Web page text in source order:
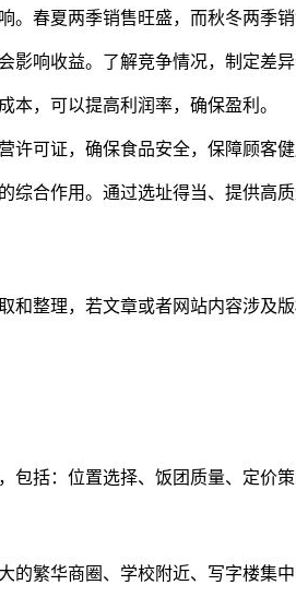
春夏两季销售旺盛，而秋冬两季销
响收益。了解竞争情况，制定差异
，可以提高利润率，确保盈利。
可证，确保食品安全，保障顾客健
综合作用。通过选址得当、提供高
整理，若文章或者网站内容涉及
包括：位置选择、饭团质量、定价
的繁华商圈、学校附近、写字楼集